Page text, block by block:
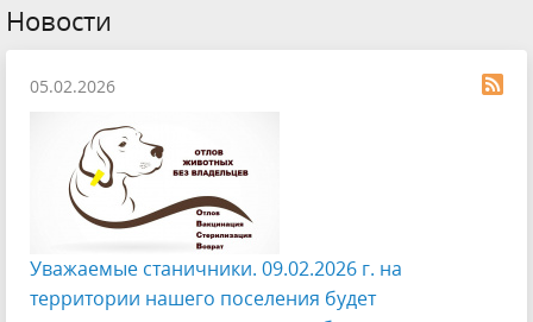
Новости
05.02.2026
Уважаемые станичники. 09.02.2026 г. на
территории нашего поселения будет